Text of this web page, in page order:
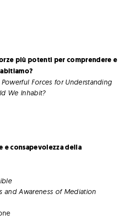
più potenti per comprendere e
Forces for Understanding
We Inhabit?
consapevolezza della
and Awareness of Mediation